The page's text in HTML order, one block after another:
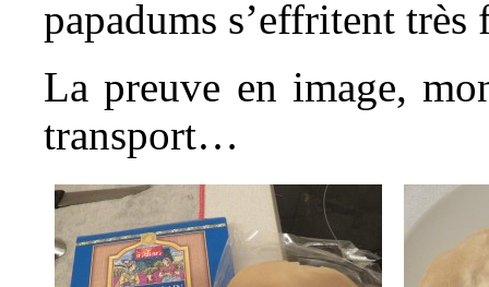
papadums s’effritent très
La preuve en image,
transport…